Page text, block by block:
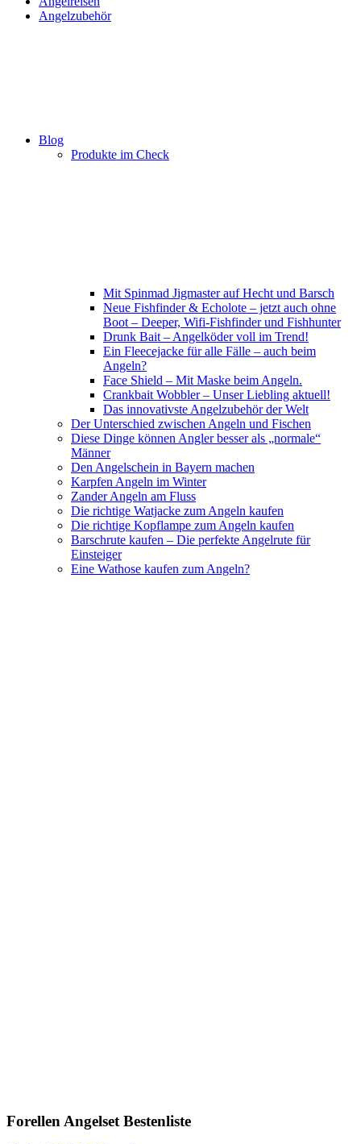
Angelzubehör
Blog
Produkte im Check
Mit Spinmad Jigmaster auf Hecht und Barsch
Neue Fishfinder & Echolote – jetzt auch ohne
Boot – Deeper, Wifi-Fishfinder und Fishhunter
Drunk Bait – Angelköder voll im Trend!
Ein Fleecejacke für alle Fälle – auch beim
Angeln?
Face Shield – Mit Maske beim Angeln.
Crankbait Wobbler – Unser Liebling aktuell!
Das innovativste Angelzubehör der Welt
Der Unterschied zwischen Angeln und Fischen
Diese Dinge können Angler besser als „normale“
Männer
Den Angelschein in Bayern machen
Karpfen Angeln im Winter
Zander Angeln am Fluss
Die richtige Watjacke zum Angeln kaufen
Die richtige Kopflampe zum Angeln kaufen
Barschrute kaufen – Die perfekte Angelrute für
Einsteiger
Eine Wathose kaufen zum Angeln?
Forellen Angelset Bestenliste